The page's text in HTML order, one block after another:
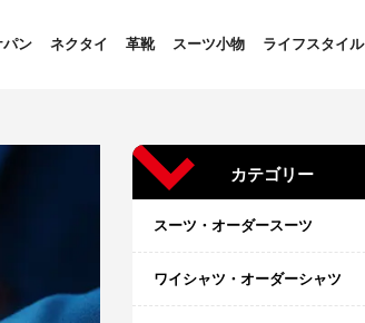
パン ネクタイ 革靴 スーツ小物 ライフスタイル
カテゴリー
スーツ・オーダースーツ
ワイシャツ・オーダーシャツ